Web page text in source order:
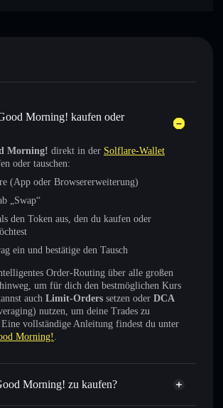
Morning! kaufen oder
Morning! direkt in der Solflare-Wallet
oder tauschen:
(App oder Browsererweiterung)
„Swap“
den Token aus, den du kaufen oder
ein und bestätige den Tausch
Order-Routing über alle großen
um für dich den bestmöglichen Kurs
auch Limit-Orders setzen oder DCA
nutzen, um deine Trades zu
vollständige Anleitung findest du unter
Morning! .
Morning! zu kaufen?
verifizierter Token